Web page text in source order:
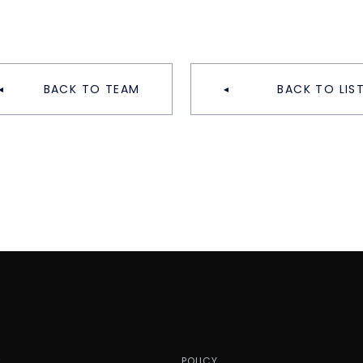
BACK TO TEAM BACK TO LIST